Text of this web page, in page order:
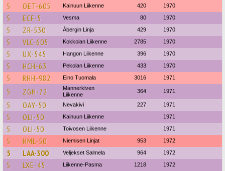
5 OET-605 Kainuun Liikenne 420 1970
5 ECF-5 Vesma 80 1970
5 ZR-530 Åbergin Linja 429 1970
5 VLC-605 Kokkolan Liikenne 2785 1970
5 UX-545 Hangon Liikenne 396 1970
5 HCH-63 Pekolan Liikenne 433 1970
5 RHH-982 Eino Tuomala 3016 1971
5 ZGH-72
Mannerkiven
Liikenne
364 1971
5 OAY-50 Nevakivi 227 1971
5 OLI-50 Kainuun Liikenne 1971
5 OLI-50 Toivosen Liikenne 1971
5 HML-50 Niemisen Linjat 953 1972
5 LAA-300 Veljekset Salmela 964 1972
5 LXE-45 Liikenne-Pasma 1218 1972